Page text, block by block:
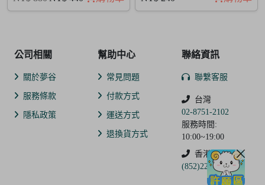
公司相關
關於夢谷
服務條款
隱私政策
幫助中心
常見問題
付款方式
運送方式
退換貨方式
聯絡資訊
聯繫客服
台灣
02-8751-2102
服務時間:
10:00~19:00
香港
(852)2250-9311